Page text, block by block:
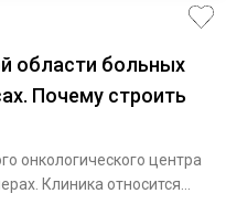
области больных
Почему строить
онкологического центра
Клиника относится